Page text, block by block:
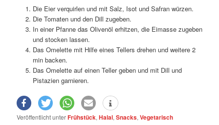
Die Eier verquirlen und mit Salz, Isot und Safran würzen.
Die Tomaten und den Dill zugeben.
In einer Pfanne das Olivenöl erhitzen, die Eimasse zugeben
und stocken lassen.
Das Omelette mit Hilfe eines Tellers drehen und weitere 2
min backen.
Das Omelette auf einen Teller geben und mit Dill und
Pistazien garnieren.
Veröffentlicht unterFrühstück,Halal,Snacks,Vegetarisch